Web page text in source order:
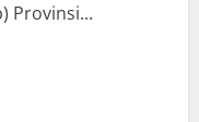
Provinsi...